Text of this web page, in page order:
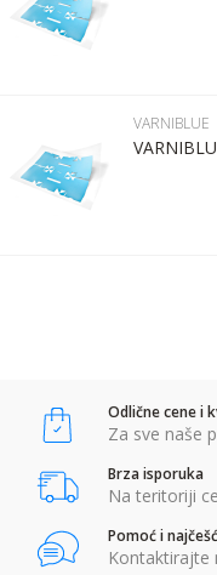
Email:
Komentar:
VARNIBLUE
Odlične cene i
Za sve naše
Brza isporuka
Na teritoriji
Pomoć i
Kontaktirajte